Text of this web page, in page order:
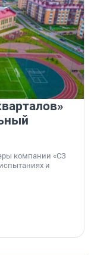
компании «СЗ
и